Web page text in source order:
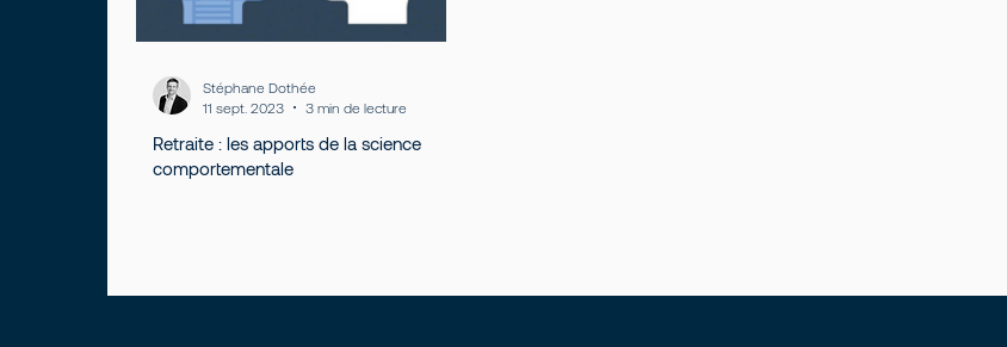
Retraite : les apports de la science
comportementale
Stéphane Dothée
11 sept. 2023
3 min de lecture